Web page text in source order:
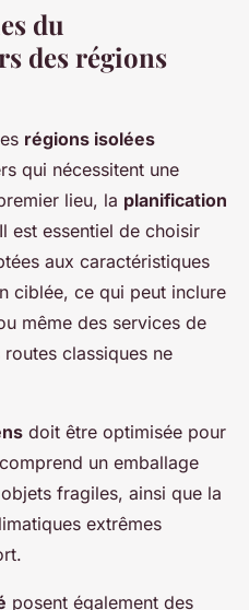
d'un
vers des
que vous
du
des régions
régions isolées
qui nécessitent une
lieu, la planification
est essentiel de choisir
aux caractéristiques
ciblée, ce qui peut inclure
même des services de
classiques ne
doit être optimisée pour
un emballage
fragiles, ainsi que la
extrêmes
posent également des